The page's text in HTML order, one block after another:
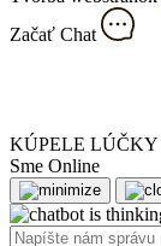
Začať Chat
KÚPELE LÚČKY
Sme Online